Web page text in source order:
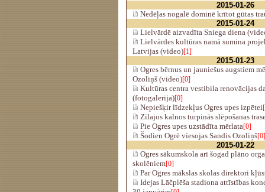
2015-01-26
Nedēļas nogalē dominē krītot gūtas
2015-01-24
Lielvārdē aizvadīta Sniega diena
Lielvārdes kultūras namā sumina
Latvijas (video)[1]
2015-01-23
Ogres bērnus un jauniešus augstiem
Ozoliņš (video)[0]
Kultūras centra vestibila renovācijas
(fotogalerija)[0]
Nepiešķir līdzekļus Ogres upes izpētei
Zilajos kalnos turpinās slēpošanas
Pie Ogres upes uzstādīta mērlata[0]
Šodien Ogrē viesojas Sandis Ozoliņš[0]
2015-01-22
Ogres sākumskola arī šogad plāno
skolēniem[0]
Par Ogres mākslas skolas direktori
Idejas Lāčplēša stadiona attīstības